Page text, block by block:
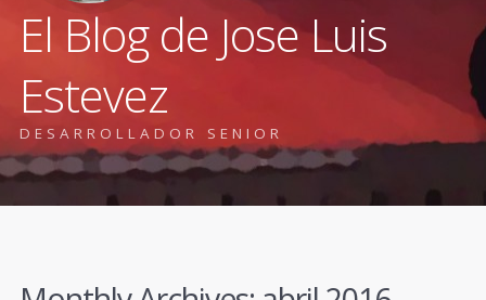
El Blog de Jose Luis
Estevez
DESARROLLADOR SENIOR